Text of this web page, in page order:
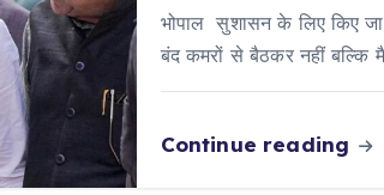
भोपाल सुशासन के लिए किए
बंद कमरों से बैठकर नहीं बल्कि
Continue reading